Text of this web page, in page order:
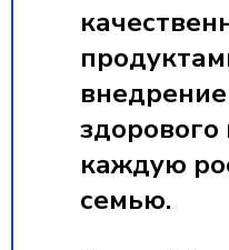
каждую
семью.